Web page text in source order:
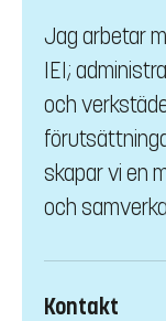
Jag arbetar
IEI;
och
skapar vi en
och
Kontakt